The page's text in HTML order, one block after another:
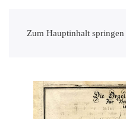
Zum Hauptinhalt springen